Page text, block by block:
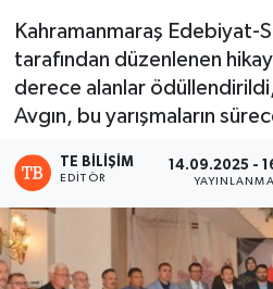
Kahramanmaraş Edebiyat-
tarafından düzenlenen
derece alanlar ödüllendirildi,
Avgın, bu yarışmaların
TE BILIŞIM
EDITÖR
14.09.2025 -
YAYINLANMA
Son Dakika Haberleri
Haber Arşivi